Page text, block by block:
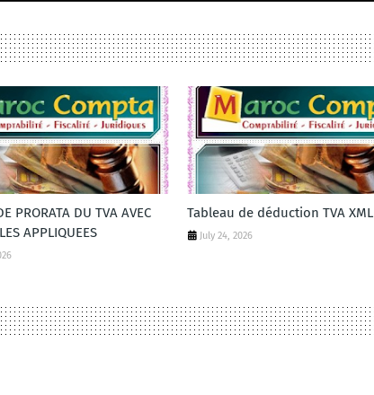
PRORATA DU TVA AVEC
APPLIQUEES
Tableau de déduction TVA XML
July 24, 2026